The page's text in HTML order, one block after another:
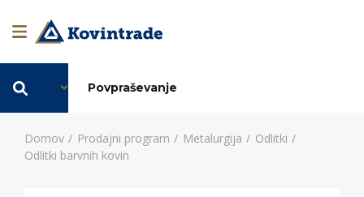
Povpraševanje
Domov Prodajni program Metalurgija
Odlitki
Odlitki barvnih kovin